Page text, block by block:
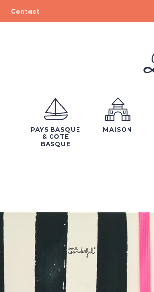
Contact
PAYS BASQUE
& COTE
BASQUE
MAISON